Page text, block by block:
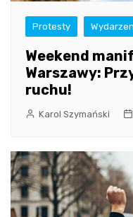
Protesty
Weekend
Warszawy:
ruchu!
Karol Szymański